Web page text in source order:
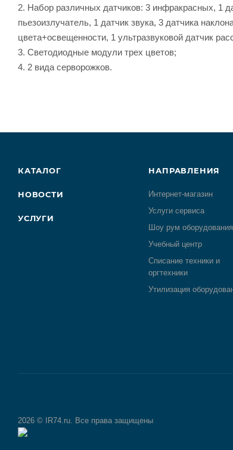
2. Набор различных датчиков: 3 инфракрасных, 1
пьезоизлучатель, 1 датчик звука, 3 датчика
цвета+освещенности, 1 ультразвуковой датчик
3. Светодиодные модули трех цветов;
4. 2 вида серворожков.
КАТАЛОГ
НОВОСТИ
УСЛУГИ
НАПРАВЛЕНИЯ
Интернет-магазин
Услуги сервиса
Шоу рум оборудования
Учебный центр
Списание техники и
оргтехники
Утилизация
2026 © IR74.ru. Все права защищены